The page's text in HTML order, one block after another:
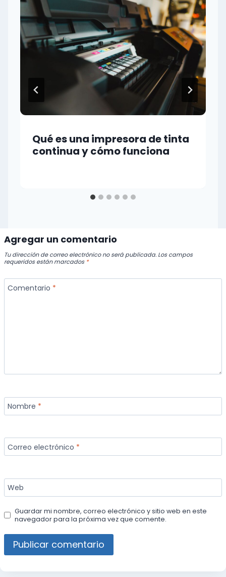
Qué es una impresora de tinta
continua y cómo funciona
Agregar un comentario
Tu dirección de correo electrónico no será publicada. Los campos
requeridos están marcados *
Comentario *
Nombre *
Correo electrónico *
Web
Guardar mi nombre, correo electrónico y sitio web en este
navegador para la próxima vez que comente.